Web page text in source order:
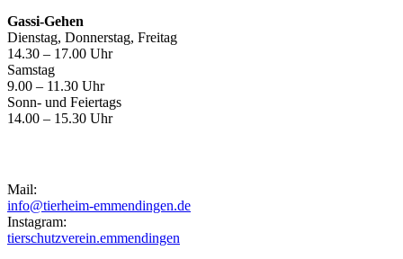
Gassi-Gehen
Dienstag, Donnerstag, Freitag
14.30 – 17.00 Uhr
Samstag
9.00 – 11.30 Uhr
Sonn- und Feiertags
14.00 – 15.30 Uhr
Mail:
info@tierheim-emmendingen.de
Instagram:
tierschutzverein.emmendingen